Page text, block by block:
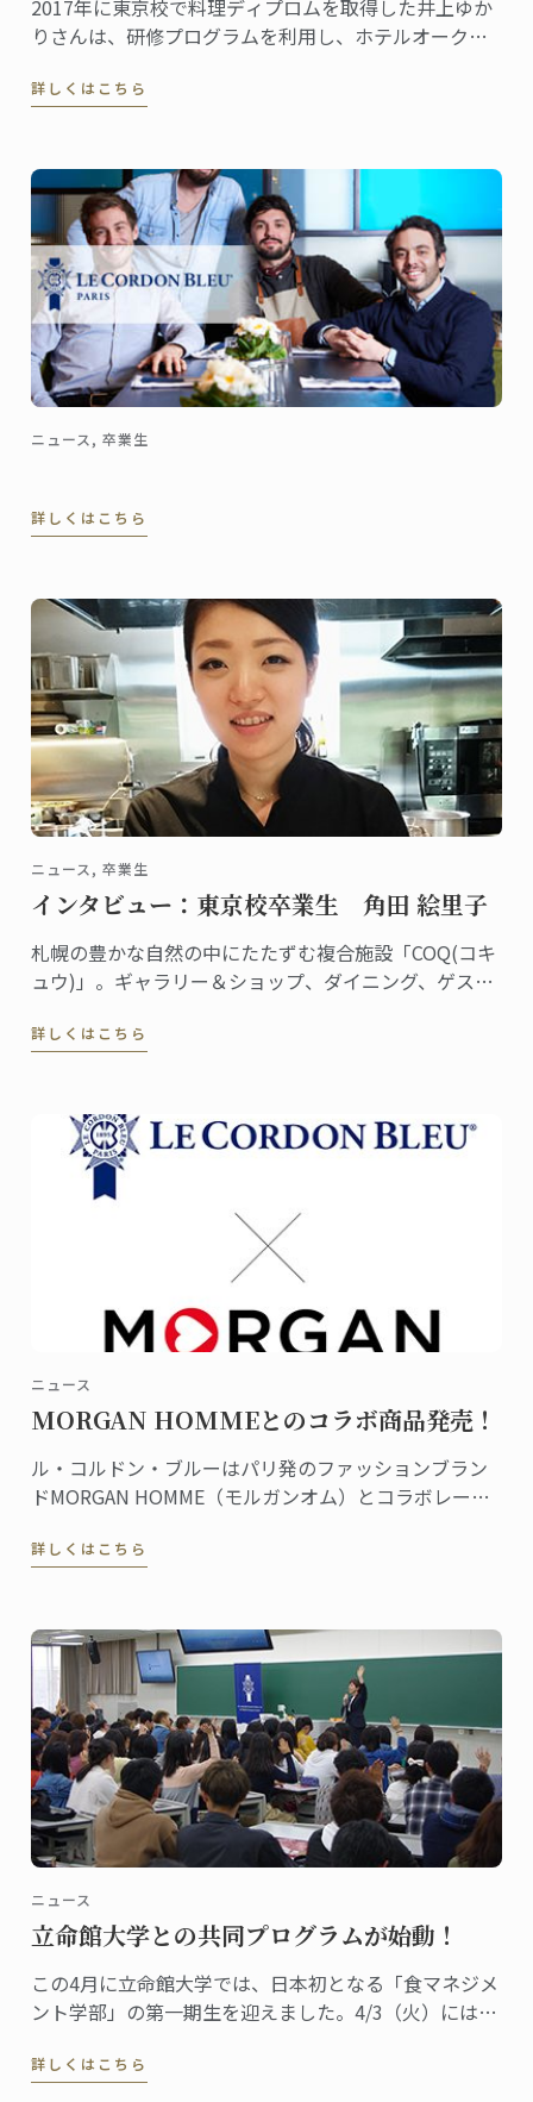
2017年に東京校で料理ディプロムを取得した井上ゆか
りさんは、研修プログラムを利用し、ホテルオークラ
ル・エポック/バロン オークラ」で現場研修を行いまし
詳しくはこちら
ニュース, 卒業生
詳しくはこちら
ニュース, 卒業生
インタビュー：東京校卒業生 角田 絵里子
札幌の豊かな自然の中にたたずむ複合施設「COQ(コキ
ュウ)」。ギャラリー＆ショップ、ダイニング、ゲスト
ラン一つ星のレストラン「akinagao」とのコラボレー
詳しくはこちら
ニュース
MORGAN HOMMEとのコラボ商品発売！
ル・コルドン・ブルーはパリ発のファッションブラン
ドMORGAN HOMME（モルガンオム）とコラボレーシ
ツ、バッグ、マグカップなどの商品すべてにル・コル
詳しくはこちら
ニュース
立命館大学との共同プログラムが始動！
この4月に立命館大学では、日本初となる「食マネジメ
ント学部」の第一期生を迎えました。4/3（火）には
ガストロノミーと食の分野における次世代リーダーへ
詳しくはこちら